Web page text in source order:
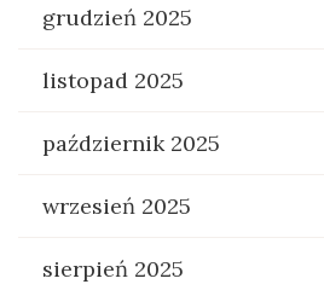
grudzień 2025
listopad 2025
październik 2025
wrzesień 2025
sierpień 2025